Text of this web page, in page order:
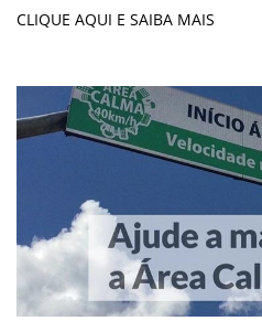
CLIQUE AQUI E SAIBA MAIS